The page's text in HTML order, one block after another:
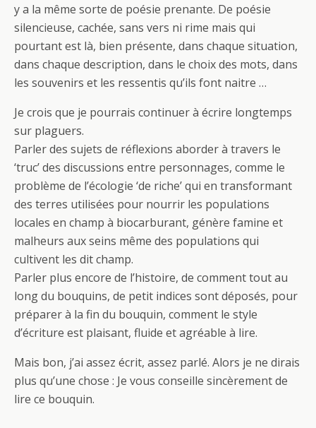
y a la même sorte de poésie prenante. De poésie
silencieuse, cachée, sans vers ni rime mais qui
pourtant est là, bien présente, dans chaque situation,
dans chaque description, dans le choix des mots, dans
les souvenirs et les ressentis qu’ils font naitre …
Je crois que je pourrais continuer à écrire longtemps
sur plaguers.
Parler des sujets de réflexions aborder à travers le
‘truc’ des discussions entre personnages, comme le
problème de l’écologie ‘de riche’ qui en transformant
des terres utilisées pour nourrir les populations
locales en champ à biocarburant, génère famine et
malheurs aux seins même des populations qui
cultivent les dit champ.
Parler plus encore de l’histoire, de comment tout au
long du bouquins, de petit indices sont déposés, pour
préparer à la fin du bouquin, comment le style
d’écriture est plaisant, fluide et agréable à lire.
Mais bon, j’ai assez écrit, assez parlé. Alors je ne dirais
plus qu’une chose : Je vous conseille sincèrement de
lire ce bouquin.